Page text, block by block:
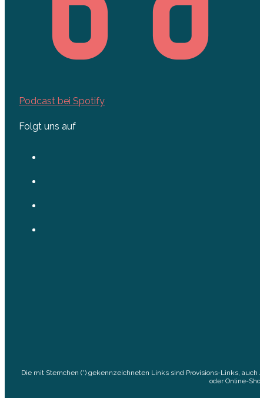
Podcast bei Spotify
Folgt uns auf
Die mit Sternchen (*) gekennzeichneten Links sind Provisions-Links,
oder Online-